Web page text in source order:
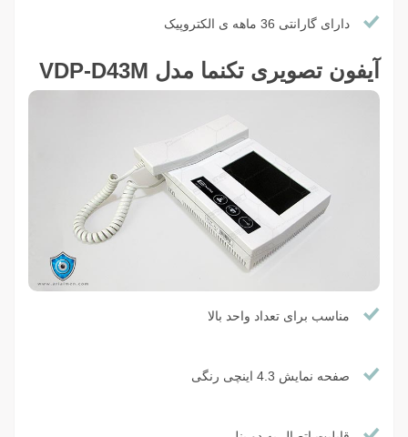
دارای گارانتی 36 ماهه ی الکتروپیک
آیفون تصویری تکنما مدل VDP-D43M
مناسب برای تعداد واحد بالا
صفحه نمایش 4.3 اینچی رنگی